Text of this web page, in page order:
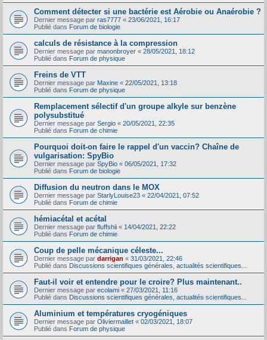
Comment détecter si une bactérie est Aérobie ou Anaérobie ?
Dernier message par ras7777 « 23/06/2021, 16:17
Publié dans Forum de biologie
calculs de résistance à la compression
Dernier message par manonbroyer « 28/05/2021, 18:12
Publié dans Forum de physique
Freins de VTT
Dernier message par Maxine « 22/05/2021, 13:18
Publié dans Forum de physique
Remplacement sélectif d'un groupe alkyle sur benzène
polysubstitué
Dernier message par Sergio « 20/05/2021, 22:35
Publié dans Forum de chimie
Pourquoi doit-on faire le rappel d'un vaccin? Chaîne de
vulgarisation: SpyBio
Dernier message par SpyBio « 06/05/2021, 17:32
Publié dans Forum de biologie
Diffusion du neutron dans le MOX
Dernier message par StarlyLouise23 « 22/04/2021, 07:52
Publié dans Forum de chimie
hémiacétal et acétal
Dernier message par fluffshii « 14/04/2021, 22:22
Publié dans Forum de chimie
Coup de pelle mécanique céleste...
Dernier message par darrigan « 31/03/2021, 22:46
Publié dans Discussions scientifiques générales, actualités scientifiques...
Faut-il voir et entendre pour le croire? Plus maintenant..
Dernier message par ecolami « 27/03/2021, 11:16
Publié dans Discussions scientifiques générales, actualités scientifiques...
Aluminium et températures cryogéniques
Dernier message par Oliviermaillet « 02/03/2021, 18:07
Publié dans Forum de physique